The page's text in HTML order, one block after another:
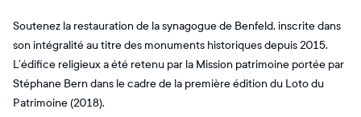
Soutenez la restauration de la synagogue de Benfeld, inscrite dans
son intégralité au titre des monuments historiques depuis 2015.
L’édifice religieux a été retenu par la Mission patrimoine portée par
Stéphane Bern dans le cadre de la première édition du Loto du
Patrimoine (2018).